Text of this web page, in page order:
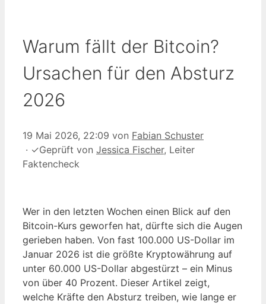
Warum fällt der Bitcoin?
Ursachen für den Absturz
2026
19 Mai 2026, 22:09 von Fabian Schuster
· ✓Geprüft von Jessica Fischer, Leiter
Faktencheck
Wer in den letzten Wochen einen Blick auf den
Bitcoin-Kurs geworfen hat, dürfte sich die Augen
gerieben haben. Von fast 100.000 US-Dollar im
Januar 2026 ist die größte Kryptowährung auf
unter 60.000 US-Dollar abgestürzt – ein Minus
von über 40 Prozent. Dieser Artikel zeigt,
welche Kräfte den Absturz treiben, wie lange er